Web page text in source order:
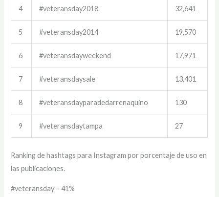
4 #veteransday2018 32,641
5 #veteransday2014 19,570
6 #veteransdayweekend 17,971
7 #veteransdaysale 13,401
8 #veteransdayparadedarrenaquino 130
9 #veteransdaytampa 27
Ranking de hashtags para Instagram por porcentaje de uso en
las publicaciones.
#veteransday – 41%